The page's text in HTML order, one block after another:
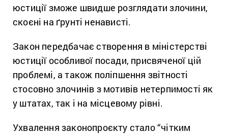
юстиції зможе швидше розглядати злочини,
скоєні на ґрунті ненависті.
Закон передбачає створення в міністерстві
юстиції особливої ​​посади, присвяченої цій
проблемі, а також поліпшення звітності
стосовно злочинів з мотивів нетерпимості як
у штатах, так і на місцевому рівні.
Ухвалення законопроєкту стало “чітким